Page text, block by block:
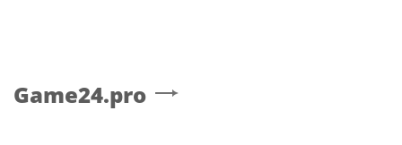
Game24.pro